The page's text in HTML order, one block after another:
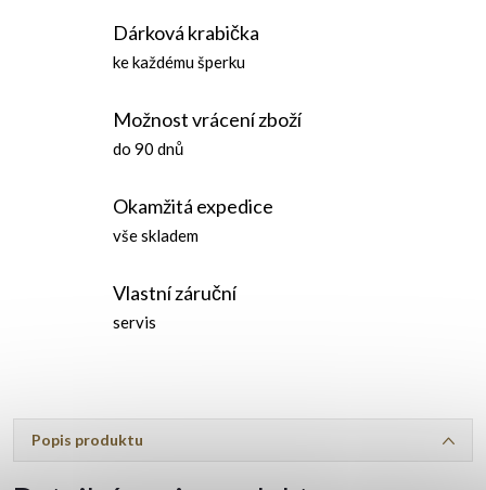
Dárková krabička
ke každému šperku
Možnost vrácení zboží
do 90 dnů
Okamžitá expedice
vše skladem
Vlastní záruční
servis
Popis produktu